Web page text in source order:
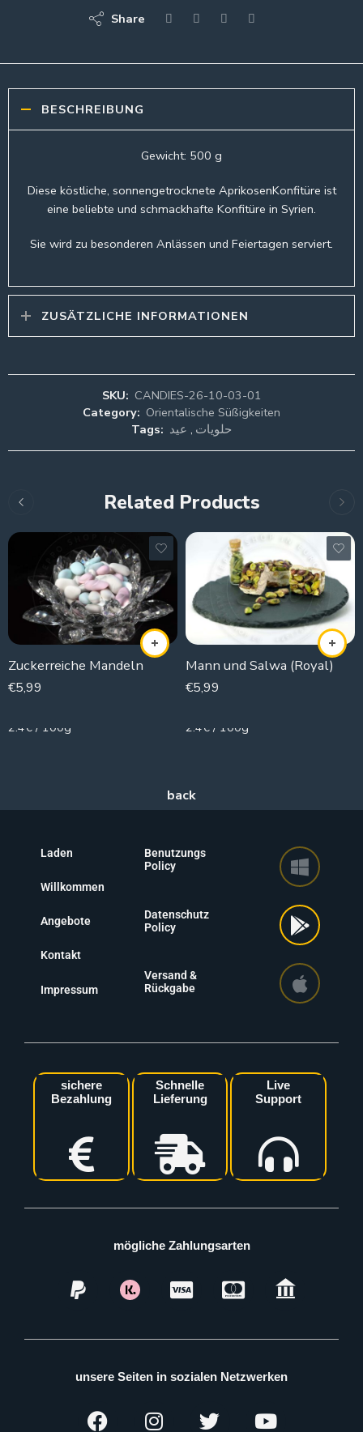
Share
BESCHREIBUNG
Gewicht: 500 g
Diese köstliche, sonnengetrocknete AprikosenKonfitüre ist
eine beliebte und schmackhafte Konfitüre in Syrien.
Sie wird zu besonderen Anlässen und Feiertagen serviert.
ZUSÄTZLICHE INFORMATIONEN
SKU: CANDIES-26-10-03-01
Category: Orientalische Süßigkeiten
Tags:
حلويات , عيد
Related Products
Zuckerreiche Mandeln
€5,99
2.4€ / 100g
Mann und Salwa (Royal)
€5,99
2.4€ / 100g
Laden
Willkommen
Angebote
Kontakt
Impressum
Benutzungs
Policy
Datenschutz
Policy
Versand &
Rückgabe
sichere
Bezahlung
Schnelle
Lieferung
Live
Support
mögliche Zahlungsarten
unsere Seiten in sozialen Netzwerken